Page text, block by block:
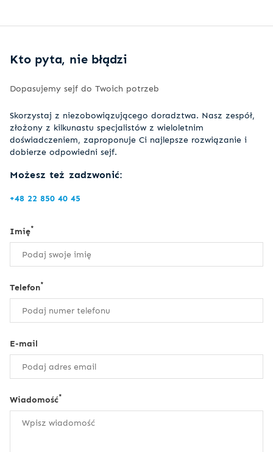
Kto pyta, nie błądzi
Dopasujemy sejf do Twoich potrzeb
Skorzystaj z niezobowiązującego doradztwa. Nasz zespół,
złożony z kilkunastu specjalistów z wieloletnim
doświadczeniem, zaproponuje Ci najlepsze rozwiązanie i
dobierze odpowiedni sejf.
Możesz też zadzwonić:
+48 22 850 40 45
Imię*
Telefon*
E-mail
Wiadomość*